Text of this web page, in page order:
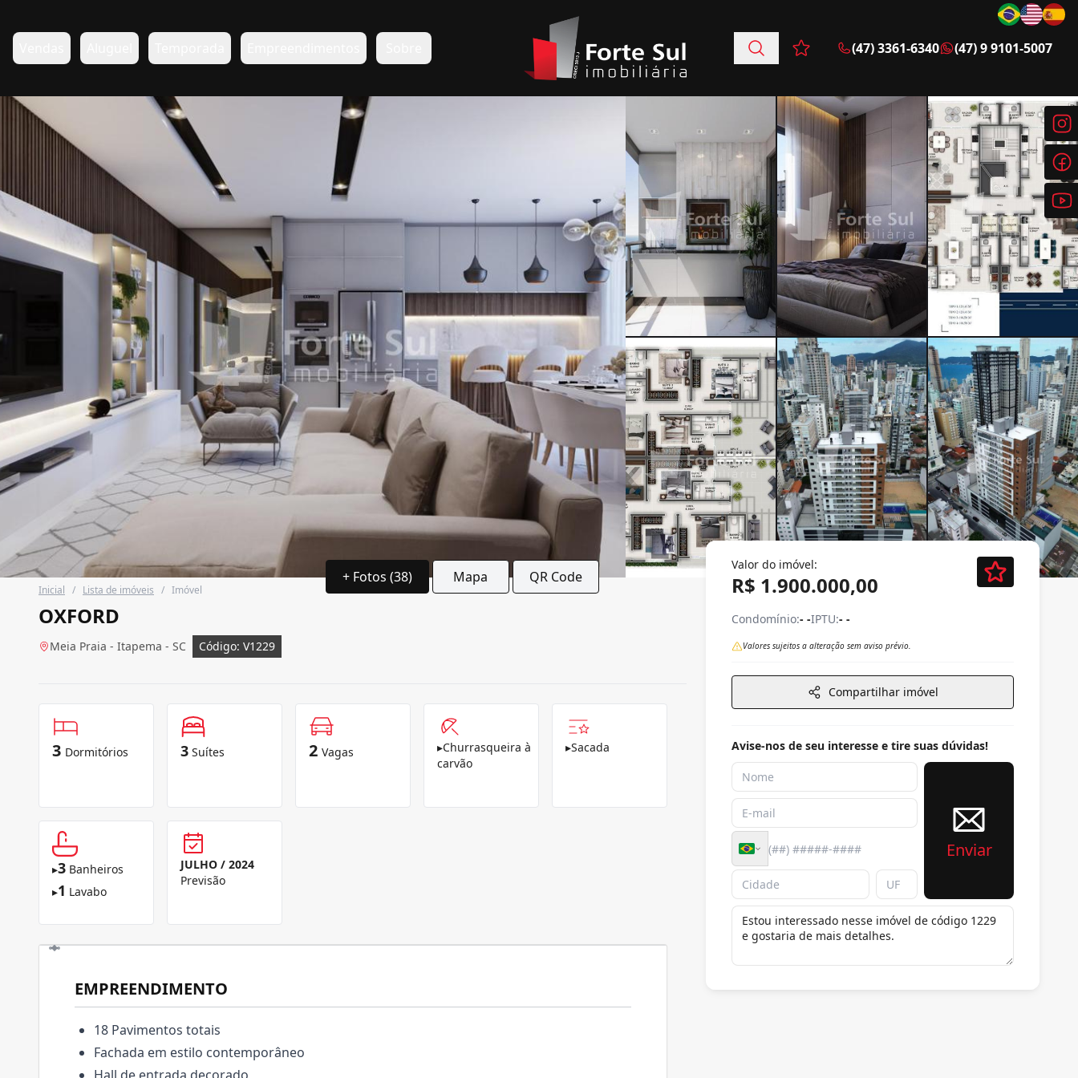
Favoritos (0 itens)
(47) 3361-6340 (47) 9 9101-5007
+ Fotos (38) Mapa QR Code
Inicial / Lista de imóveis / Imóvel
OXFORD
Meia Praia - Itapema - SC Código: V1229
3 Dormitórios 3 Suítes 2 Vagas ▸Churrasqueira à
carvão
▸Sacada
▸3 Banheiros
▸1 Lavabo
JULHO / 2024
Previsão
EMPREENDIMENTO
18 Pavimentos totais
Fachada em estilo contemporâneo
Valor do imóvel:
R$ 1.900.000,00
Condomínio:- -IPTU:- -
Valores sujeitos a alteração sem aviso prévio.
Compartilhar imóvel
Avise-nos de seu interesse e tire suas dúvidas!
Enviar